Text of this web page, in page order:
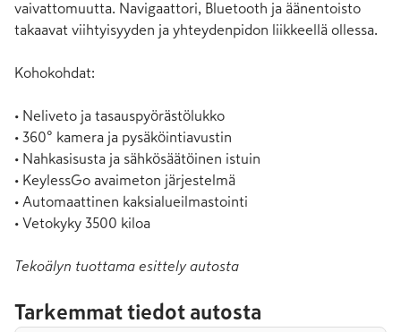
vaivattomuutta. Navigaattori, Bluetooth ja äänentoisto
takaavat viihtyisyyden ja yhteydenpidon liikkeellä ollessa.
Kohokohdat:
• Neliveto ja tasauspyörästölukko
• 360° kamera ja pysäköintiavustin
• Nahkasisusta ja sähkösäätöinen istuin
• KeylessGo avaimeton järjestelmä
• Automaattinen kaksialueilmastointi
• Vetokyky 3500 kiloa
Tekoälyn tuottama esittely autosta
Tarkemmat tiedot autosta